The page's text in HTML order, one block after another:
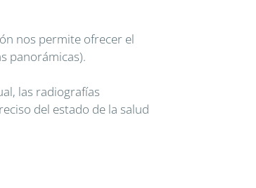
nos permite ofrecer el
panorámicas).
las radiografías
del estado de la salud